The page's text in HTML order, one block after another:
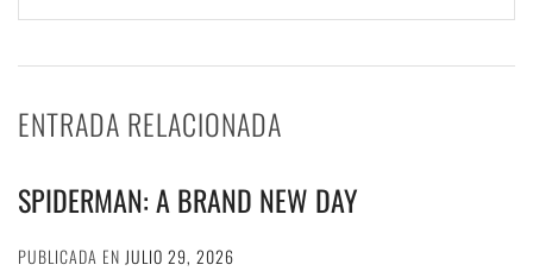
ENTRADA RELACIONADA
SPIDERMAN: A BRAND NEW DAY
PUBLICADA EN JULIO 29, 2026